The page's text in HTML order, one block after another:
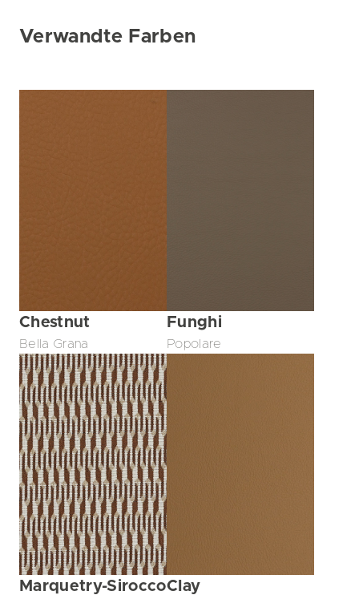
Verwandte Farben
Chestnut
Bella Grana
Funghi
Popolare
Marquetry-SiroccoClay